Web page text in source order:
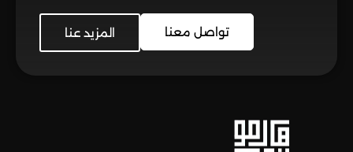
المزيد عنا تواصل معنا